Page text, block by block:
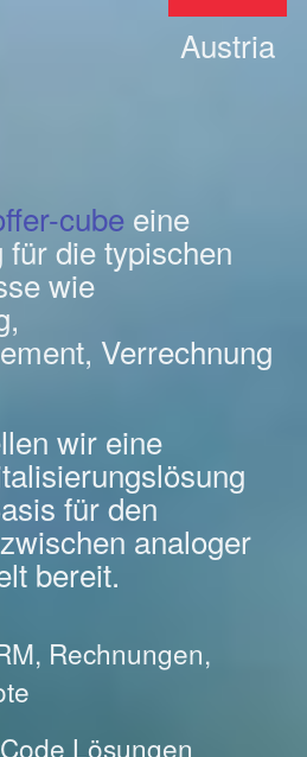
Austria
cube eine
die typischen
wie
Verrechnung
wir eine
für den
analoger
bereit.
Rechnungen,
Lösungen